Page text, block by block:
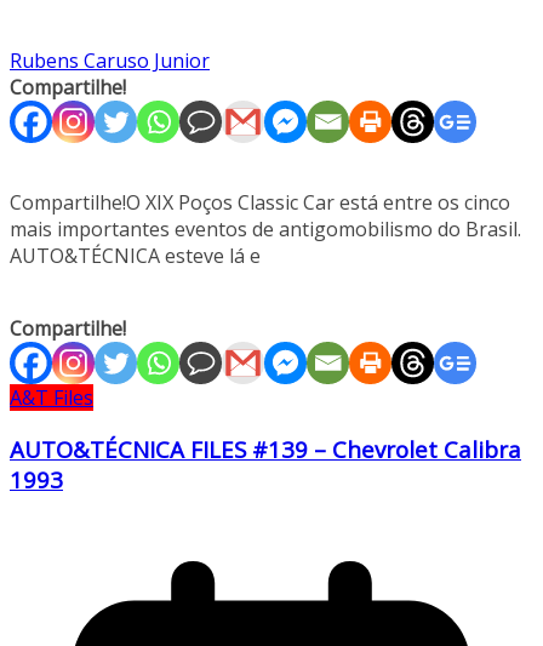
Rubens Caruso Junior
Compartilhe!
Compartilhe!O XIX Poços Classic Car está entre os cinco
mais importantes eventos de antigomobilismo do Brasil.
AUTO&TÉCNICA esteve lá e
Compartilhe!
A&T Files
AUTO&TÉCNICA FILES #139 – Chevrolet Calibra
1993